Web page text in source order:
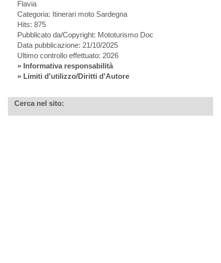
Flavia
Categoria: Itinerari moto Sardegna
Hits: 875
Pubblicato da/Copyright: Mototurismo Doc
Data pubblicazione: 21/10/2025
Ultimo controllo effettuato: 2026
» Informativa responsabilità
» Limiti d'utilizzo/Diritti d'Autore
Cerca nel sito: